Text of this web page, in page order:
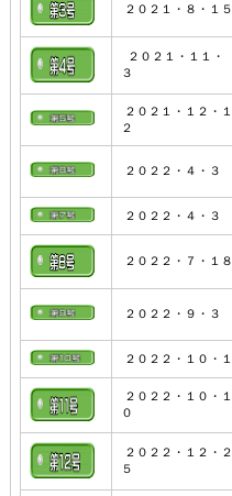
２０２１・８・１５
２０２１・１１・
３
２０２１・１２・１
２
２０２２・４・３
２０２２・４・３
２０２２・７・１８
２０２２・９・３
２０２２・１０・１
２０２２・１０・１
０
２０２２・１２・２
５